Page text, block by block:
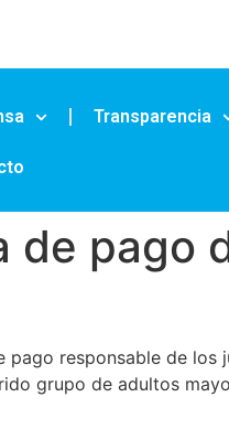
Transparencia
de pago
responsable de
grupo de adultos